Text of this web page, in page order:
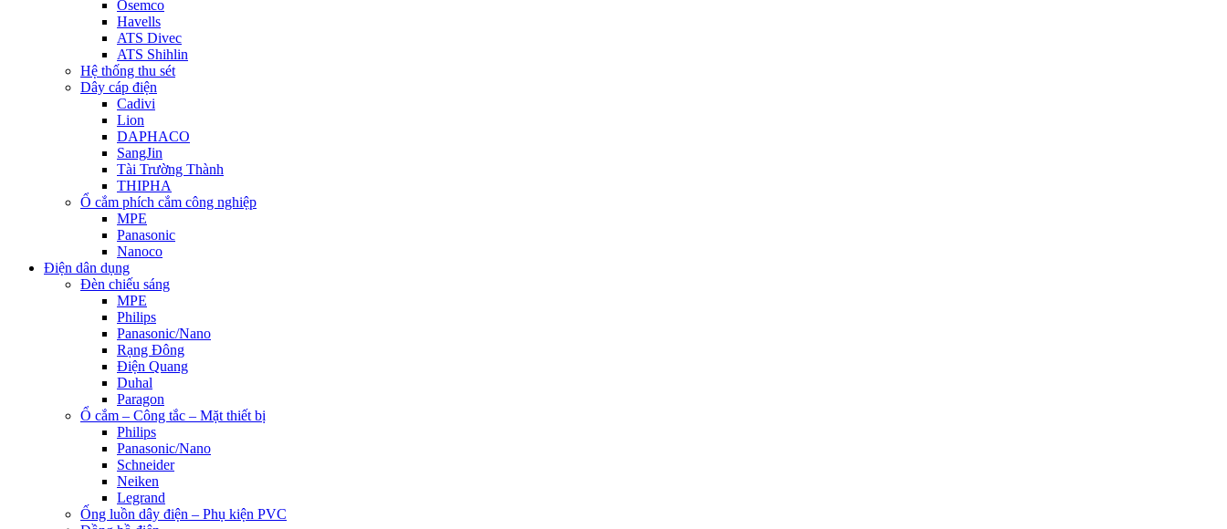
Osemco
Havells
ATS Divec
ATS Shihlin
Hệ thống thu sét
Dây cáp điện
Cadivi
Lion
DAPHACO
SangJin
Tài Trường Thành
THIPHA
Ổ cắm phích cắm công nghiệp
MPE
Panasonic
Nanoco
Điện dân dụng
Đèn chiếu sáng
MPE
Philips
Panasonic/Nano
Rạng Đông
Điện Quang
Duhal
Paragon
Ổ cắm – Công tắc – Mặt thiết bị
Philips
Panasonic/Nano
Schneider
Neiken
Legrand
Ống luồn dây điện – Phụ kiện PVC